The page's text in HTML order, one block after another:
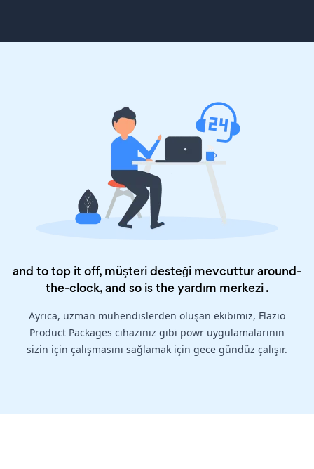
and to top it off, müşteri desteği mevcuttur around-
the-clock, and so is theyardım merkezi.
Ayrıca, uzman mühendislerden oluşan ekibimiz, Flazio
Product Packages cihazınız gibi powr uygulamalarının
sizin için çalışmasını sağlamak için gece gündüz çalışır.